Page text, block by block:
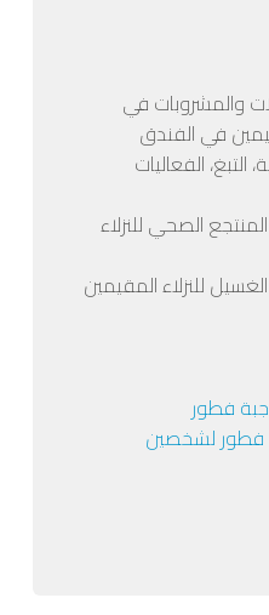
والمشروبات في
في الفندق
التبغ، الفعاليات
المنتجع الصحي للنزلاء
الغسيل للنزلاء المقيمين
فطور
لشخصين